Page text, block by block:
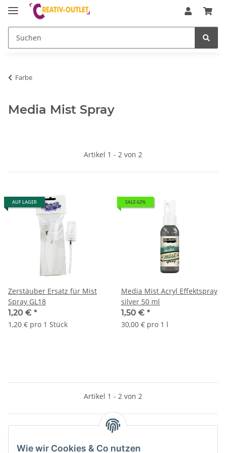
Wie wir Cookies & Co nutzen
Farbe
Media Mist Spray
Artikel 1 - 2 von 2
AUF LAGER
Zerstäuber Ersatz für Mist
Spray GL18
1,20 € *
1,20 € pro 1 Stück
SALE 62%
Media Mist Acryl Effektspray
silver 50 ml
1,50 € *
30,00 € pro 1 l
Artikel 1 - 2 von 2
Kategorien